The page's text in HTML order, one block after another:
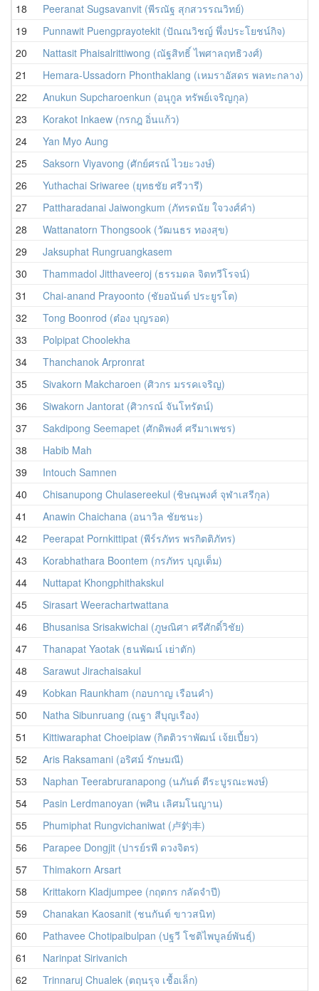
18
Peeranat Sugsavanvit (พีรณัฐ สุกสวรรณวิทย์)
19
Punnawit Puengprayotekit (ปัณณวิชญ์ พึ่งประโยชน์กิจ)
20
Nattasit Phaisalrittiwong (ณัฐสิทธิ์ ไพศาลฤทธิวงศ์)
21
Hemara-Ussadorn Phonthaklang (เหมราอัสดร พลทะกลาง)
22
Anukun Supcharoenkun (อนุกูล ทรัพย์เจริญกุล)
23
Korakot Inkaew (กรกฎ อิ่นแก้ว)
24
Yan Myo Aung
25
Saksorn Viyavong (ศักย์ศรณ์ ไวยะวงษ์)
26
Yuthachai Sriwaree (ยุทธชัย ศรีวารี)
27
Pattharadanai Jaiwongkum (ภัทรดนัย ใจวงศ์คำ)
28
Wattanatorn Thongsook (วัฒนธร ทองสุข)
29
Jaksuphat Rungruangkasem
30
Thammadol Jitthaveeroj (ธรรมดล จิตทวีโรจน์)
31
Chai-anand Prayoonto (ชัยอนันต์ ประยูรโต)
32
Tong Boonrod (ต๋อง บุญรอด)
33
Polpipat Choolekha
34
Thanchanok Arpronrat
35
Sivakorn Makcharoen (ศิวกร มรรคเจริญ)
36
Siwakorn Jantorat (ศิวกรณ์ จันโทรัตน์)
37
Sakdipong Seemapet (ศักดิพงศ์ ศรีมาเพชร)
38
Habib Mah
39
Intouch Samnen
40
Chisanupong Chulasereekul (ชิษณุพงศ์ จุฬาเสรีกุล)
41
Anawin Chaichana (อนาวิล ชัยชนะ)
42
Peerapat Pornkittipat (พีร์รภัทร พรกิตติภัทร)
43
Korabhathara Boontem (กรภัทร บุญเต็ม)
44
Nuttapat Khongphithakskul
45
Sirasart Weerachartwattana
46
Bhusanisa Srisakwichai (ภูษณิศา ศรีศักดิ์วิชัย)
47
Thanapat Yaotak (ธนพัฒน์ เย่าตัก)
48
Sarawut Jirachaisakul
49
Kobkan Raunkham (กอบกาญ เรือนคำ)
50
Natha Sibunruang (ณฐา สีบุญเรือง)
51
Kittiwaraphat Choeipiaw (กิตติวราพัฒน์ เจ้ยเปี้ยว)
52
Aris Raksamani (อริศม์ รักษมณี)
53
Naphan Teerabruranapong (นภันต์ ตีระบูรณะพงษ์)
54
Pasin Lerdmanoyan (พศิน เลิศมโนญาน)
55
Phumiphat Rungvichaniwat (卢釣丰)
56
Parapee Dongjit (ปารย์รพี ดวงจิตร)
57
Thimakorn Arsart
58
Krittakorn Kladjumpee (กฤตกร กลัดจำปี)
59
Chanakan Kaosanit (ชนกันต์ ขาวสนิท)
60
Pathavee Chotipaibulpan (ปฐวี โชติไพบูลย์พันธุ์)
61
Narinpat Sirivanich
62
Trinnaruj Chualek (ตฤนรุจ เชื้อเล็ก)